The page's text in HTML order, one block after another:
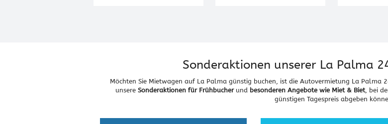
Sonderaktionen unserer La Palma
Möchten Sie Mietwagen auf La Palma günstig buchen, ist die Autovermietung La Palma
unsere Sonderaktionen für Frühbucherund besonderen Angebote wie Miet & Biet, bei
günstigen Tagespreis abgeben